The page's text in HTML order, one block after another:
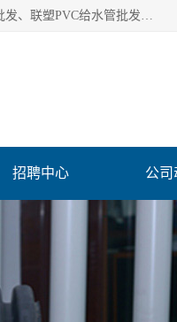
深圳市鹏润通建材有限公司是一家深圳联塑总代理企业，主营产品：深圳联塑PE管批发、联塑PPR管批发、联塑PVC给水管批发、联塑PVC排水管批发、联塑管道批发等。凭借服务以及多年的勤奋拼搏，发展成为一家销售各种管材管件，绝缘电工套管及配件等系列产品的贸易公司。公司秉承“顾客至上，锐意进取”的经营理念，坚持“客户至上”原则为广大客户提供的服务。欢迎惠顾！
招聘中心 公司